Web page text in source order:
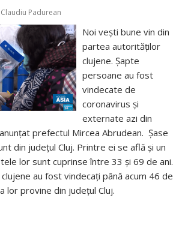
Claudiu Padurean
Noi vești bune vin din
partea autorităților
clujene. Șapte
persoane au fost
vindecate de
coronavirus și
externate azi din
prefectul Mircea Abrudean. Șase
din județul Cluj. Printre ei se află și un
lor sunt cuprinse între 33 și 69 de ani.
au fost vindecați până acum 46 de
lor provine din județul Cluj.